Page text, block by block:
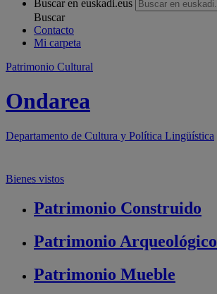
Buscar en euskadi.eus
Buscar
Contacto
Mi carpeta
Patrimonio Cultural
Ondarea
Departamento de Cultura y Política Lingüística
Bienes vistos
Patrimonio Construido
Patrimonio Arqueológico
Patrimonio Mueble